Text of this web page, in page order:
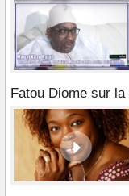
Fatou Diome sur